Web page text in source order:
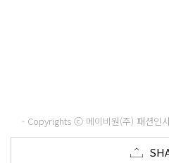
- Copyrights ⓒ 메이비원(주) 패션인